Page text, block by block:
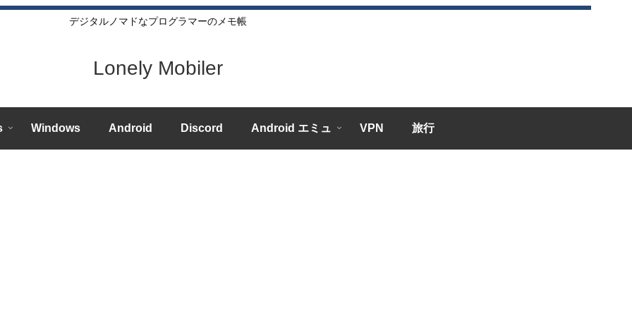
デジタルノマドなプログラマーのメモ帳
Lonely Mobiler
Windows Android Discord Android エミュ VPN 旅行